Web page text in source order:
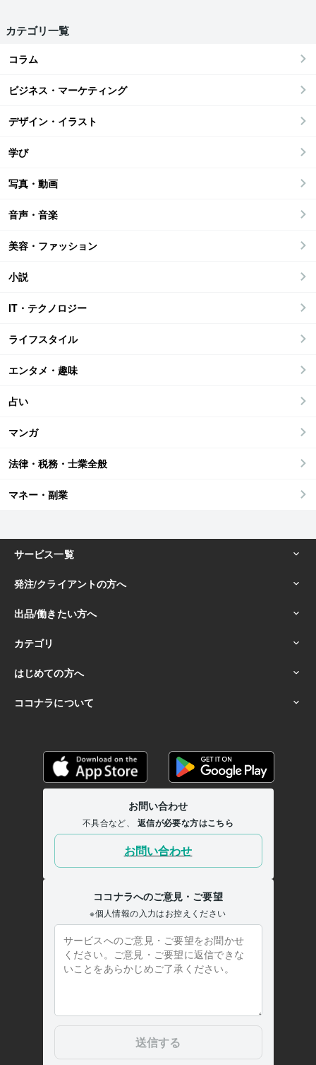
カテゴリ一覧
コラム
ビジネス・マーケティング
デザイン・イラスト
学び
写真・動画
音声・音楽
美容・ファッション
小説
IT・テクノロジー
ライフスタイル
エンタメ・趣味
占い
マンガ
法律・税務・士業全般
マネー・副業